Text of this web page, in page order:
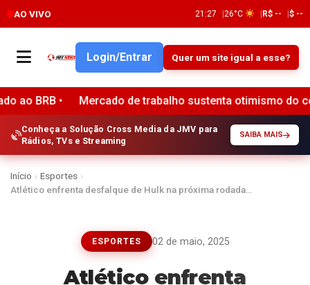
AO VIVO 21:27 26°C R$ -- $ --
Login/Entrar Quer um site igual a esse?
Mercado de trabalho sustenta otimismo do consumidor em
Conheça a Solução Cross Media da JMV para
Rádios, TVs e Streaming
SAIBA MAIS
Início › Esportes ›
Atlético enfrenta desfalque de Hulk na próxima rodada…
ESPORTES 02 de maio, 2025
Atlético enfrenta